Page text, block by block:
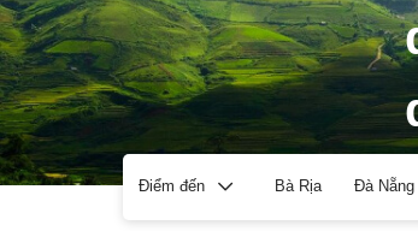
Điểm đến Bà Rịa Đà Nẵng